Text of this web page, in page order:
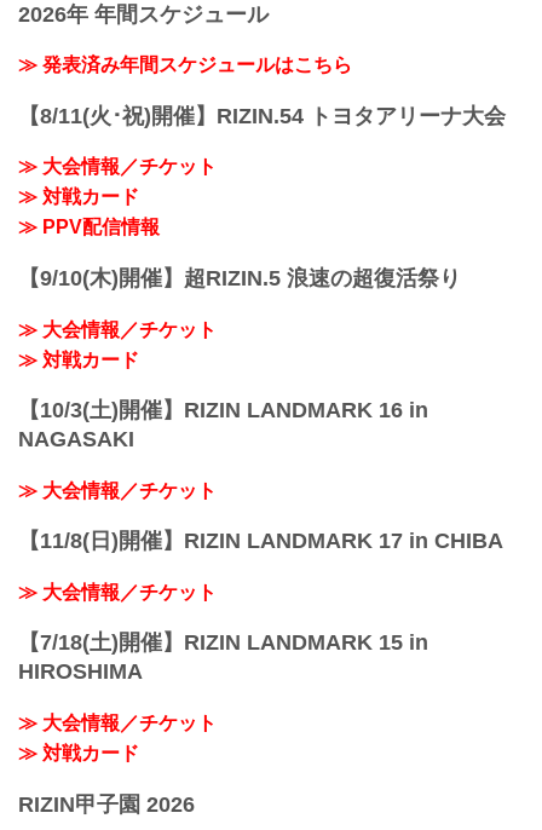
+WEED presents RIZIN LANDMARK
youtu.be
大会概要
+WEED presents RIZIN LANDMARK
RIZIN FFオフィシャルサイトにてご案内
します。
≫ +...
2026年 年間スケジュール
≫ 発表済み年間スケジュールはこちら
【8/11(火･祝)開催】RIZIN.54 トヨタアリーナ大会
≫ 大会情報／チケット
≫ 対戦カード
≫ PPV配信情報
【9/10(木)開催】超RIZIN.5 浪速の超復活祭り
≫ 大会情報／チケット
≫ 対戦カード
【10/3(土)開催】RIZIN LANDMARK 16 in
NAGASAKI
≫ 大会情報／チケット
【11/8(日)開催】RIZIN LANDMARK 17 in CHIBA
≫ 大会情報／チケット
【7/18(土)開催】RIZIN LANDMARK 15 in
HIROSHIMA
≫ 大会情報／チケット
≫ 対戦カード
RIZIN甲子園 2026